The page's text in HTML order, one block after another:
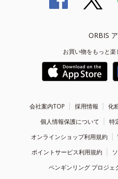
ORBIS
お買い物をもっと楽
会社案内TOP 採用情報
化
個人情報保護について
特
オンラインショップ利用規約
ポイントサービス利用規約
ペンギンリング プロジェ